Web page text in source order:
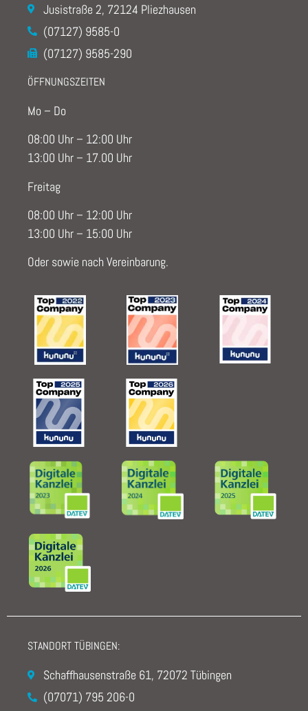
Jusistraße 2, 72124 Pliezhausen
(07127) 9585-0
(07127) 9585-290
ÖFFNUNGSZEITEN
Mo – Do
08:00 Uhr – 12:00 Uhr
13:00 Uhr – 17.00 Uhr
Freitag
08:00 Uhr – 12:00 Uhr
13:00 Uhr – 15:00 Uhr
Oder sowie nach Vereinbarung.
STANDORT TÜBINGEN:
Schaffhausenstraße 61, 72072 Tübingen
(07071) 795 206-0